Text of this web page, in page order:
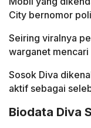
City bernomor
Seiring viralnya
warganet
Sosok Diva
aktif sebagai
Biodata Diva